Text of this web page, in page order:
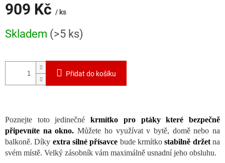
909 Kč / ks
cena:
Skladem (>5 ks)
Přidat do košíku
Poznejte toto jedinečnékrmítko pro ptáky které bezpečně
připevníte na okno. Můžete ho využívat v bytě, domě nebo na
balkoně. Díky extra silné přísavce bude krmítkostabilně držetna
svém místě. Velký zásobník vám maximálně usnadní jeho obsluhu.